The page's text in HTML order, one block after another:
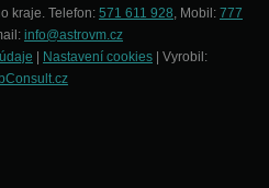
kraje. Telefon: 571 611 928, Mobil: 777
info@astrovm.cz
Nastavení cookies | Vyrobil: